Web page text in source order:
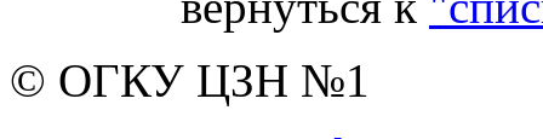
© ОГКУ ЦЗН №1